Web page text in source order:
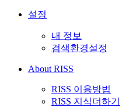
설정
내 정보
검색환경설정
About RISS
RISS 이용방법
RISS 지식더하기